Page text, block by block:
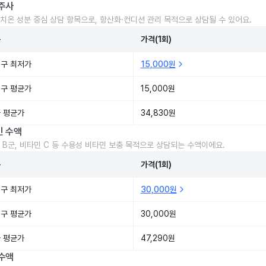
사
온 성분 중심 상담 항목으로, 항산화·컨디션 관리 목적으로 상담될 수 있어요.
가격(1회)
최저가 15,000원
평균가 15,000원
평균가 34,830원
수액
B군, 비타민 C 등 수용성 비타민 보충 목적으로 상담되는 수액이에요.
가격(1회)
최저가 30,000원
평균가 30,000원
평균가 47,290원
액